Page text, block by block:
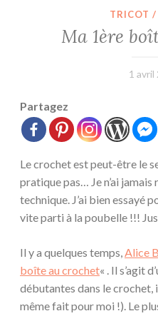
TRICOT /
Ma 1ère
1 avril
Partagez
Le crochet est peut-être le
pratique pas… Je n’ai jamais
technique. J’ai bien essayé
vite parti à la poubelle !!!
Il y a quelques temps,Alice
boîte au crochet« . Il s’agit
débutantes dans le crochet,
même fait pour moi !). Le